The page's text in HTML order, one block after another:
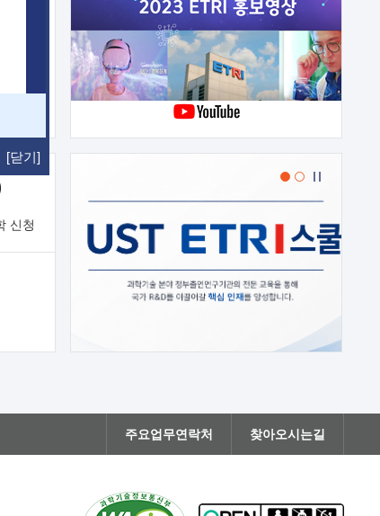
[닫기]
실
신청
주요업무연락처 찾아오시는길